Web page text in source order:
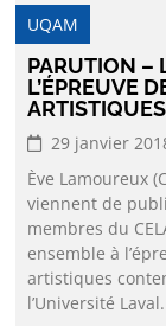
UQAM
PARUTION –
L’ÉPREUVE
29 janvier
Ève Lamoureux
viennent de
membres du
ensemble à
artistiques
l’Université